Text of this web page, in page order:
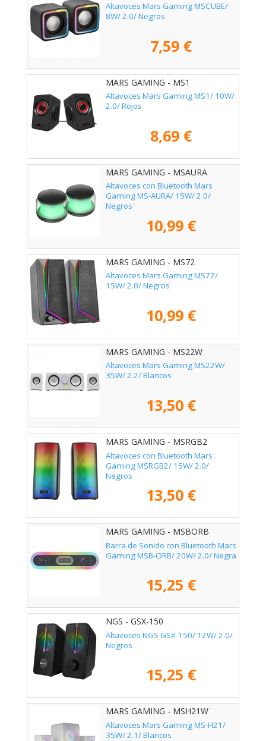
Altavoces Mars Gaming MSCUBE/
8W/ 2.0/ Negros
7,59 €
MARS GAMING - MS1
Altavoces Mars Gaming MS1/ 10W/
2.0/ Rojos
8,69 €
MARS GAMING - MSAURA
Altavoces con Bluetooth Mars
Gaming MS-AURA/ 15W/ 2.0/
Negros
10,99 €
MARS GAMING - MS72
Altavoces Mars Gaming MS72/
15W/ 2.0/ Negros
10,99 €
MARS GAMING - MS22W
Altavoces Mars Gaming MS22W/
35W/ 2.2/ Blancos
13,50 €
MARS GAMING - MSRGB2
Altavoces con Bluetooth Mars
Gaming MSRGB2/ 15W/ 2.0/
Negros
13,50 €
MARS GAMING - MSBORB
Barra de Sonido con Bluetooth Mars
Gaming MSB-ORB/ 20W/ 2.0/ Negra
15,25 €
NGS - GSX-150
Altavoces NGS GSX-150/ 12W/ 2.0/
Negros
15,25 €
MARS GAMING - MSH21W
Altavoces Mars Gaming MS-H21/
35W/ 2.1/ Blancos